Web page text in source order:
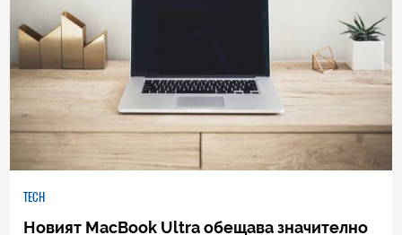
TECH
Новият MacBook Ultra обещава значително